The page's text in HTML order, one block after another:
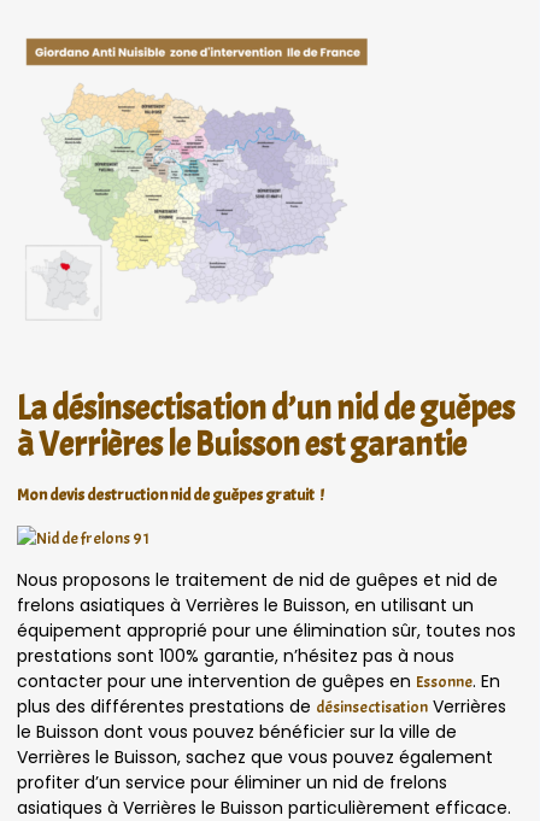
La désinsectisation d’un nid de guêpes
à Verrières le Buisson est garantie
Mon devis destruction nid de guêpes gratuit !
Nous proposons le traitement de nid de guêpes et nid de
frelons asiatiques à Verrières le Buisson, en utilisant un
équipement approprié pour une élimination sûr, toutes nos
prestations sont 100% garantie, n’hésitez pas à nous
contacter pour une intervention de guêpes en Essonne. En
plus des différentes prestations de désinsectisation Verrières
le Buisson dont vous pouvez bénéficier sur la ville de
Verrières le Buisson, sachez que vous pouvez également
profiter d’un service pour éliminer un nid de frelons
asiatiques à Verrières le Buisson particulièrement efficace.